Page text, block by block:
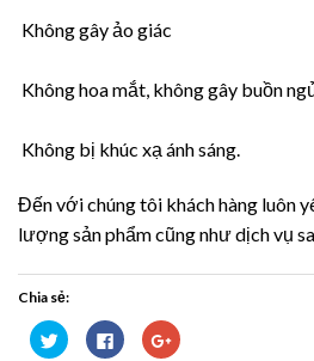
Không gây ảo giác
Không hoa mắt, không gây buồn
Không bị khúc xạ ánh sáng.
Đến với chúng tôi khách hàng luôn
lượng sản phẩm cũng như dịch vụ
Chia sẻ:
Bấm
để
Nhấn
vào
Bấm
để